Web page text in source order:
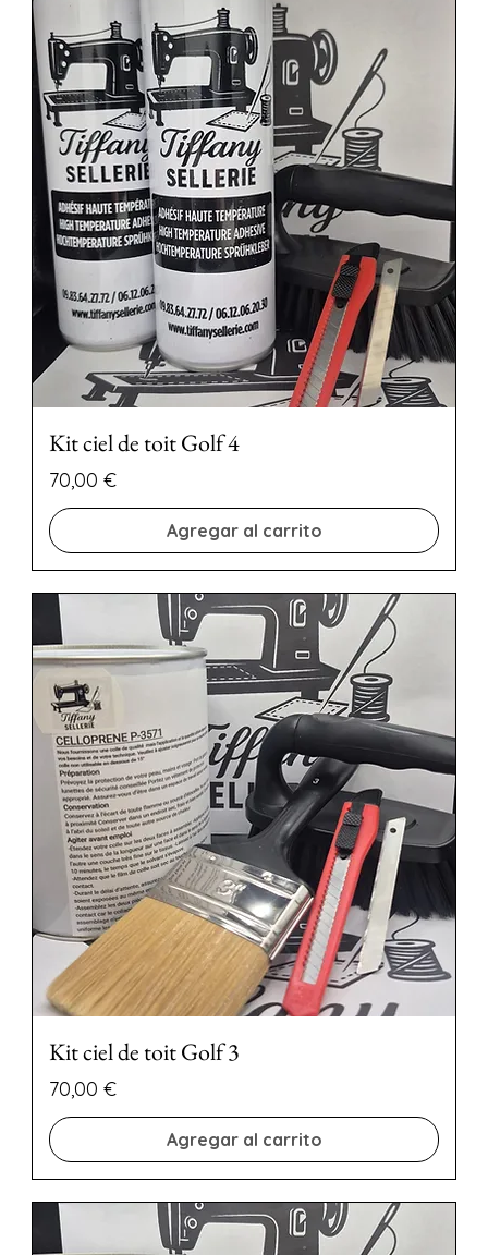
Kit ciel de toit Golf 4
Precio
70,00 €
Agregar al carrito
Kit ciel de toit Golf 3
Precio
70,00 €
Agregar al carrito